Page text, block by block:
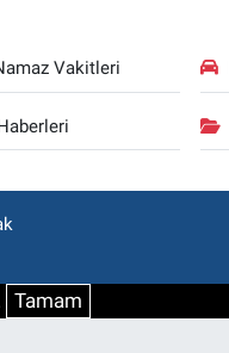
Vakitleri
Tamam